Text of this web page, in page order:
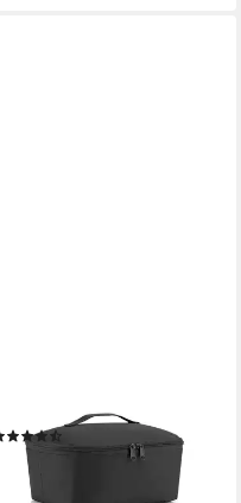
2-Wege-Reißverschluss
ab 21,29 € 24,95 €